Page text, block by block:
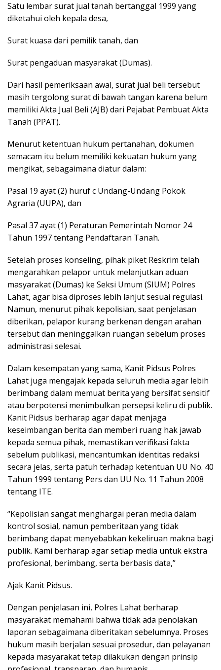
Satu lembar surat jual tanah bertanggal 1999 yang
diketahui oleh kepala desa,
Surat kuasa dari pemilik tanah, dan
Surat pengaduan masyarakat (Dumas).
Dari hasil pemeriksaan awal, surat jual beli tersebut
masih tergolong surat di bawah tangan karena belum
memiliki Akta Jual Beli (AJB) dari Pejabat Pembuat Akta
Tanah (PPAT).
Menurut ketentuan hukum pertanahan, dokumen
semacam itu belum memiliki kekuatan hukum yang
mengikat, sebagaimana diatur dalam:
Pasal 19 ayat (2) huruf c Undang-Undang Pokok
Agraria (UUPA), dan
Pasal 37 ayat (1) Peraturan Pemerintah Nomor 24
Tahun 1997 tentang Pendaftaran Tanah.
Setelah proses konseling, pihak piket Reskrim telah
mengarahkan pelapor untuk melanjutkan aduan
masyarakat (Dumas) ke Seksi Umum (SIUM) Polres
Lahat, agar bisa diproses lebih lanjut sesuai regulasi.
Namun, menurut pihak kepolisian, saat penjelasan
diberikan, pelapor kurang berkenan dengan arahan
tersebut dan meninggalkan ruangan sebelum proses
administrasi selesai.
Dalam kesempatan yang sama, Kanit Pidsus Polres
Lahat juga mengajak kepada seluruh media agar lebih
berimbang dalam memuat berita yang bersifat sensitif
atau berpotensi menimbulkan persepsi keliru di publik.
Kanit Pidsus berharap agar dapat menjaga
keseimbangan berita dan memberi ruang hak jawab
kepada semua pihak, memastikan verifikasi fakta
sebelum publikasi, mencantumkan identitas redaksi
secara jelas, serta patuh terhadap ketentuan UU No. 40
Tahun 1999 tentang Pers dan UU No. 11 Tahun 2008
tentang ITE.
“Kepolisian sangat menghargai peran media dalam
kontrol sosial, namun pemberitaan yang tidak
berimbang dapat menyebabkan kekeliruan makna bagi
publik. Kami berharap agar setiap media untuk ekstra
profesional, berimbang, serta berbasis data,”
Ajak Kanit Pidsus.
Dengan penjelasan ini, Polres Lahat berharap
masyarakat memahami bahwa tidak ada penolakan
laporan sebagaimana diberitakan sebelumnya. Proses
hukum masih berjalan sesuai prosedur, dan pelayanan
kepada masyarakat tetap dilakukan dengan prinsip